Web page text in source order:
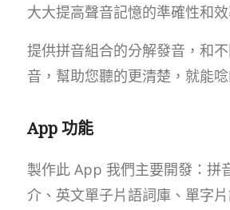
大大提高聲音記憶的準確性和效
提供拼音組合的分解發音，和
音，幫助您聽的更清楚，就能
App 功能
製作此 App 我們主要開發：拼
介、英文單子片語詞庫、單字